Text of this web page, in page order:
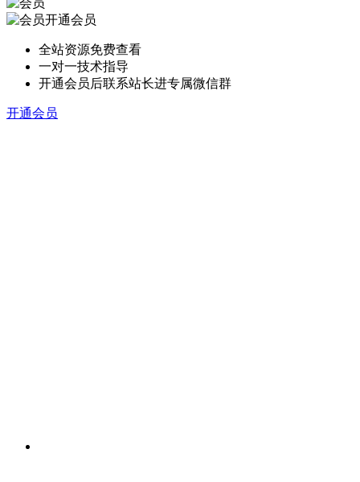
开通会员
全站资源免费查看
一对一技术指导
开通会员后联系站长进专属微信群
开通会员